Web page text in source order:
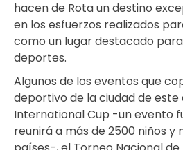
hacen de Rota un destino
en los esfuerzos realizados
como un lugar destacado
deportes.
Algunos de los eventos que
deportivo de la ciudad de este
International Cup -un evento
reunirá a más de 2500 niños y